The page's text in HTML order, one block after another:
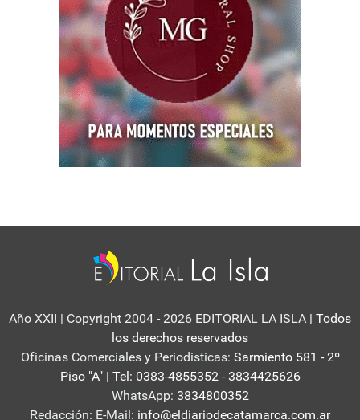
Año XXII | Copyright 2004 - 2026 EDITORIAL LA ISLA | Todos
los derechos reservados
Oficinas Comerciales y Periodisticas: Sarmiento 581 - 2º
Piso "A" | Tel: 0383-4855352 - 3834425626
WhatsApp: 3834800352
Redacción: E-Mail: info@eldiariodecatamarca.com.ar